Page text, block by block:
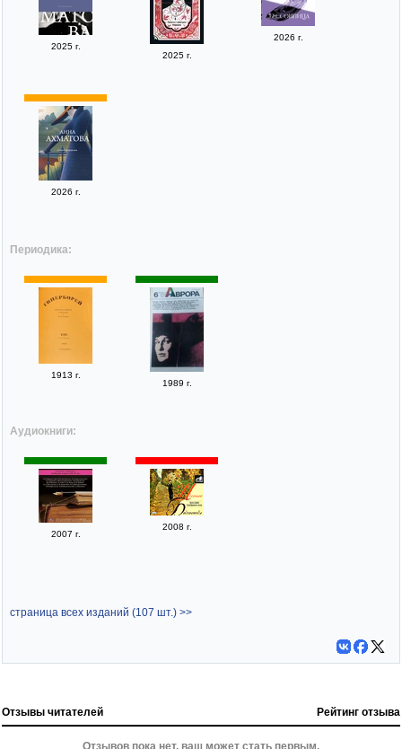
2025 г.
2025 г.
2026 г.
2026 г.
Периодика:
1913 г.
1989 г.
Аудиокниги:
2007 г.
2008 г.
страница всех изданий (107 шт.) >>
Отзывы читателей Рейтинг отзыва
Отзывов пока нет, ваш может стать первым.